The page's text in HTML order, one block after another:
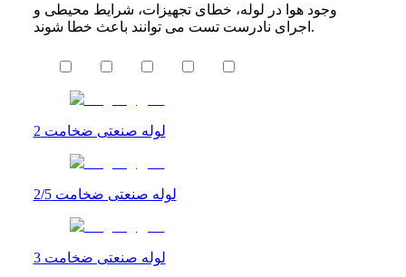
وجود هوا در لوله، خطای تجهیزات، شرایط محیطی و
اجرای نادرست تست می توانند باعث خطا شوند.
لوله صنعتی ضخامت 2
لوله صنعتی ضخامت 2/5
لوله صنعتی ضخامت 3